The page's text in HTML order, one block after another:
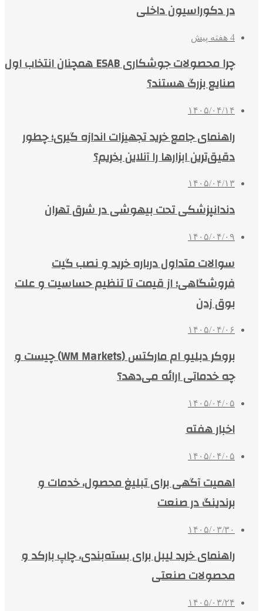
در دکوراسیون داخلی
4 هفته پیش
چرا محصولات جوشکاری ESAB همچنان انتخاب اول
صنایع بزرگ هستند؟
۱۴۰۵/۰۴/۱۴
راهنمای جامع خرید تجهیزات اندازه گیری؛ چطور
دقیق‌ترین ابزارها را آنلاین بخریم؟
۱۴۰۵/۰۴/۱۳
دندانپزشکی تحت بیهوشی در شرق تهران
۱۴۰۵/۰۴/۰۹
سوالات متداول درباره خرید و نصب گیت
فروشگاهی؛ از قیمت تا تنظیم حساسیت و علت
بوق زدن
۱۴۰۵/۰۴/۰۶
بروکر دبلیو ام مارکتس (WM Markets) چیست و
چه خدماتی ارائه می‌دهد؟
۱۴۰۵/۰۴/۰۵
اخبار هفته
۱۴۰۵/۰۴/۰۵
اهمیت آگهی برای تبلیغ محصول، خدمات و
برندینگ در صنعت
۱۴۰۵/۰۳/۳۰
راهنمای خرید لیبل برای بسته‌بندی، چاپ بارکد و
محصولات صنعتی
۱۴۰۵/۰۳/۲۴